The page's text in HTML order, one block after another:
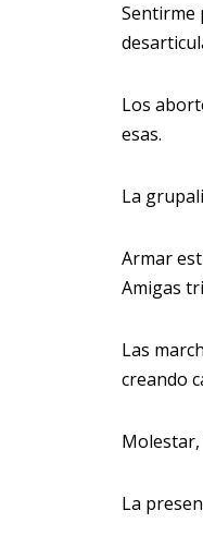
Sentirme
Los
esas.
La
Armar
Amigas
Las
creando
La